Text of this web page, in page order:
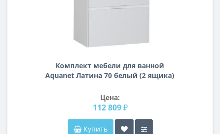
Комплект мебели для ванной
Aquanet Латина 70 белый (2 ящика)
Цена:
112 809 ₽
Купить